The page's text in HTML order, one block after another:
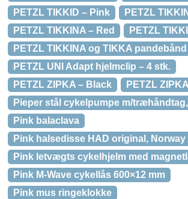
PETZL TIKKID – Pink
PETZL
PETZL TIKKINA – Red
PETZL
PETZL TIKKINA og TIKKA
PETZL UNI Adapt hjelmclip – 4 stk.
PETZL ZIPKA – Black
PETZL
Pieper stål cykelpumpe m/
Pink balaclava
Pink halsedisse HAD original,
Pink letvægts cykelhjelm med
Pink M-Wave cykellås 600×12 mm
Pink mus ringeklokke